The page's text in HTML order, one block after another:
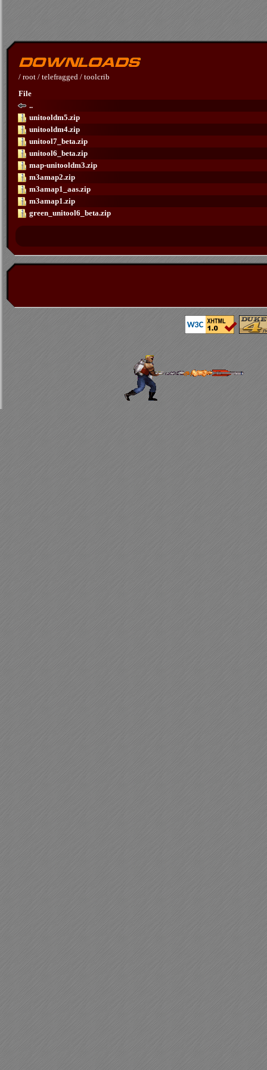
/ root / telefragged / toolcrib
File
..
unitooldm5.zip
unitooldm4.zip
unitool7_beta.zip
unitool6_beta.zip
map-unitooldm3.zip
m3amap2.zip
m3amap1_aas.zip
m3amap1.zip
green_unitool6_beta.zip